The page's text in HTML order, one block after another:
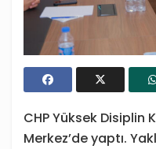
CHP Yüksek Disiplin
Merkez’de yaptı.